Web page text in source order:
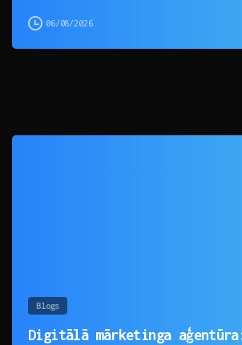
06/08/2026
Blogs
Digitālā mārketinga